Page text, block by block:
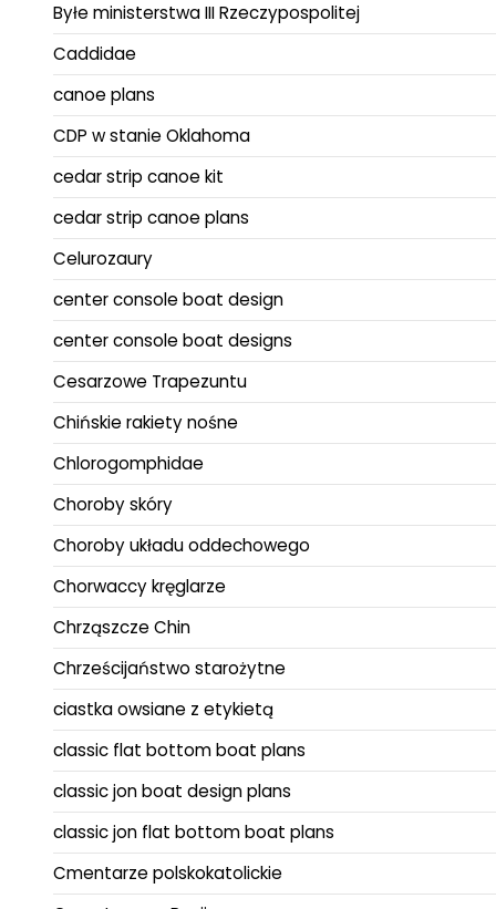
Byłe ministerstwa III Rzeczypospolitej
Caddidae
canoe plans
CDP w stanie Oklahoma
cedar strip canoe kit
cedar strip canoe plans
Celurozaury
center console boat design
center console boat designs
Cesarzowe Trapezuntu
Chińskie rakiety nośne
Chlorogomphidae
Choroby skóry
Choroby układu oddechowego
Chorwaccy kręglarze
Chrząszcze Chin
Chrześcijaństwo starożytne
ciastka owsiane z etykietą
classic flat bottom boat plans
classic jon boat design plans
classic jon flat bottom boat plans
Cmentarze polskokatolickie